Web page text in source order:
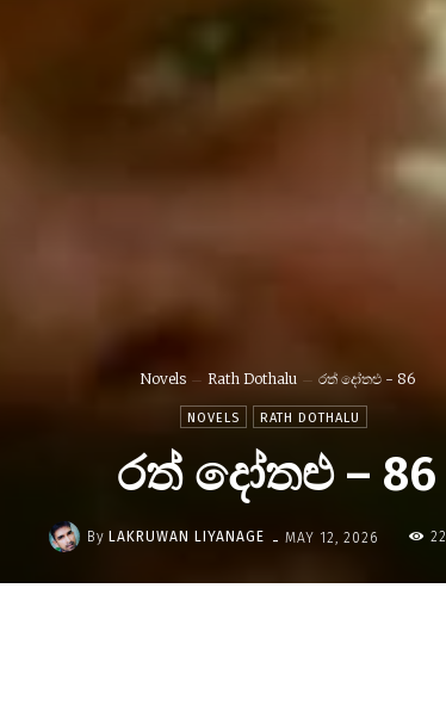
Novels Rath Dothalu රත් දෝතළු - 86
NOVELS RATH DOTHALU
රත් දෝතළු – 86
By LAKRUWAN LIYANAGE - MAY 12, 2026 22